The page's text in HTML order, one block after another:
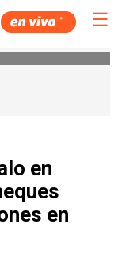
☰
en
en